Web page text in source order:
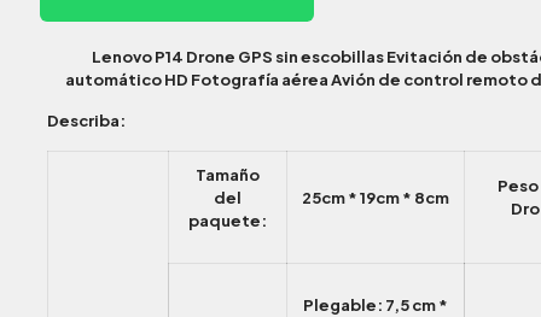
Lenovo P14 Drone GPS sin escobillas Evitación de
automático HD Fotografía aérea Avión de control remoto
Describa:
Tamaño
del
paquete:
25cm * 19cm * 8cm
Plegable: 7,5 cm *